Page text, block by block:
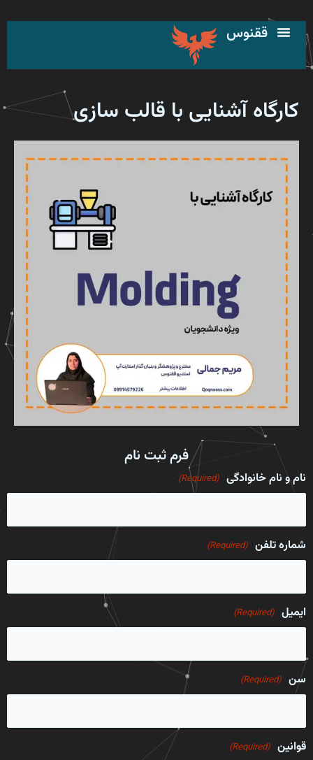
به
محتوا
ققنوس
کارگاه آشنایی با قالب سازی
فرم ثبت نام
نام و نام خانوادگی (Required)
شماره تلفن (Required)
ایمیل (Required)
سن (Required)
قوانین (Required)